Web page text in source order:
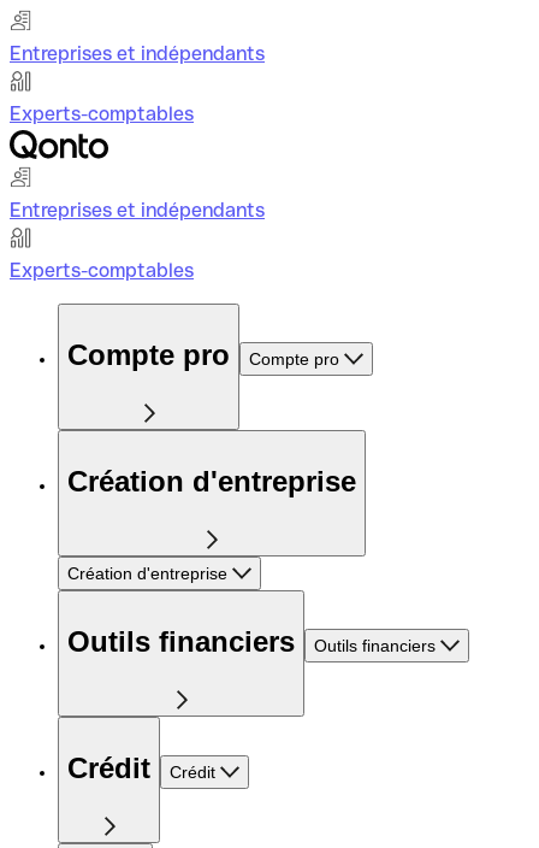
Entreprises et indépendants
Experts-comptables
Entreprises et indépendants
Experts-comptables
Compte pro Compte pro
Création d'entreprise
Création d'entreprise
Outils financiers Outils financiers
Crédit Crédit